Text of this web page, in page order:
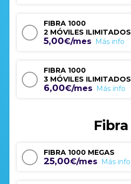
FIBRA 1000
2 MÓVILES ILIMITADOS
5,00€/mes Más info
FIBRA 1000
3 MÓVILES ILIMITADOS
6,00€/mes Más info
Fibra
FIBRA 1000 MEGAS
25,00€/mes Más info